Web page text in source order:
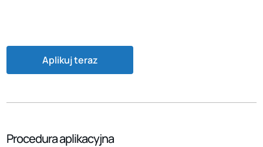
Aplikuj teraz
Procedura aplikacyjna